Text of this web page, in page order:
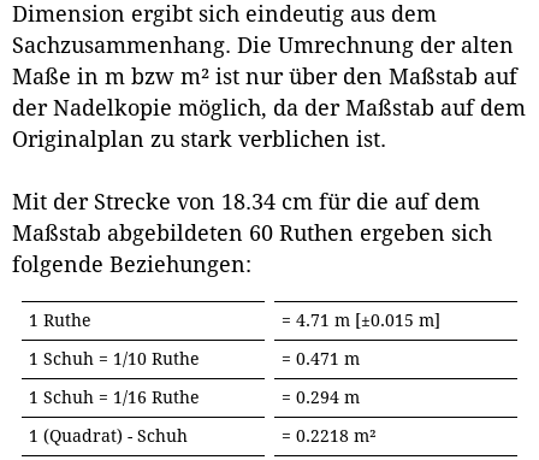
Dimension ergibt sich eindeutig aus dem
Sachzusammenhang. Die Umrechnung der alten
Maße in m bzw m² ist nur über den Maßstab auf
der Nadelkopie möglich, da der Maßstab auf dem
Originalplan zu stark verblichen ist.
Mit der Strecke von 18.34 cm für die auf dem
Maßstab abgebildeten 60 Ruthen ergeben sich
folgende Beziehungen:
1 Ruthe
= 4.71 m [±0.015 m]
1 Schuh = 1/10 Ruthe
= 0.471 m
1 Schuh = 1/16 Ruthe
= 0.294 m
1 (Quadrat) - Schuh
= 0.2218 m²